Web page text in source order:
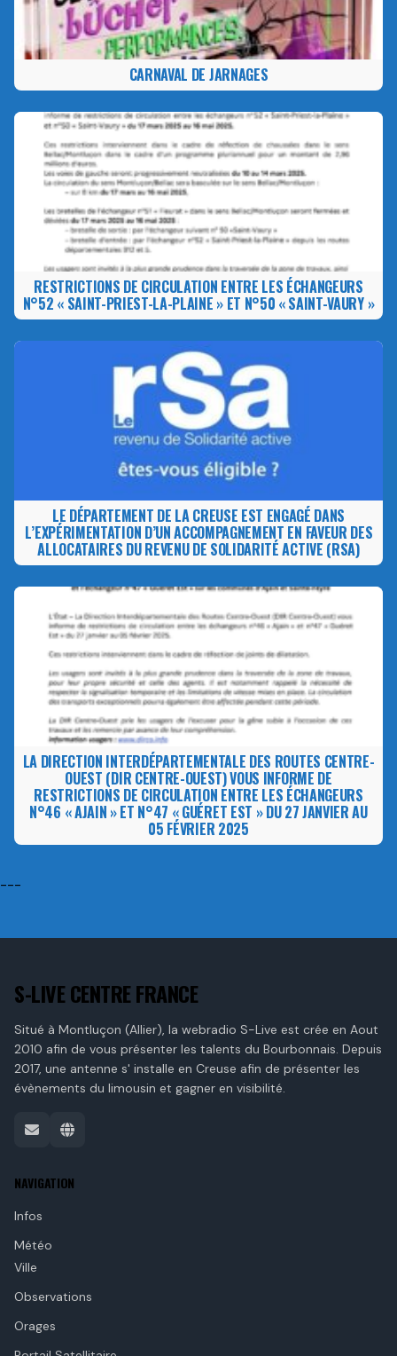
CARNAVAL DE JARNAGES
RESTRICTIONS DE CIRCULATION ENTRE LES ÉCHANGEURS
N°52 « SAINT-PRIEST-LA-PLAINE » ET N°50 « SAINT-VAURY »
LE DÉPARTEMENT DE LA CREUSE EST ENGAGÉ DANS
L’EXPÉRIMENTATION D’UN ACCOMPAGNEMENT EN FAVEUR DES
ALLOCATAIRES DU REVENU DE SOLIDARITÉ ACTIVE (RSA)
LA DIRECTION INTERDÉPARTEMENTALE DES ROUTES CENTRE-
OUEST (DIR CENTRE-OUEST) VOUS INFORME DE
RESTRICTIONS DE CIRCULATION ENTRE LES ÉCHANGEURS
N°46 « AJAIN » ET N°47 « GUÉRET EST » DU 27 JANVIER AU
05 FÉVRIER 2025
---
S-LIVE CENTRE FRANCE
Situé à Montluçon (Allier), la webradio S-Live est crée en Aout
2010 afin de vous présenter les talents du Bourbonnais. Depuis
2017, une antenne s' installe en Creuse afin de présenter les
évènements du limousin et gagner en visibilité.
NAVIGATION
Infos
Météo
Ville
Observations
Orages